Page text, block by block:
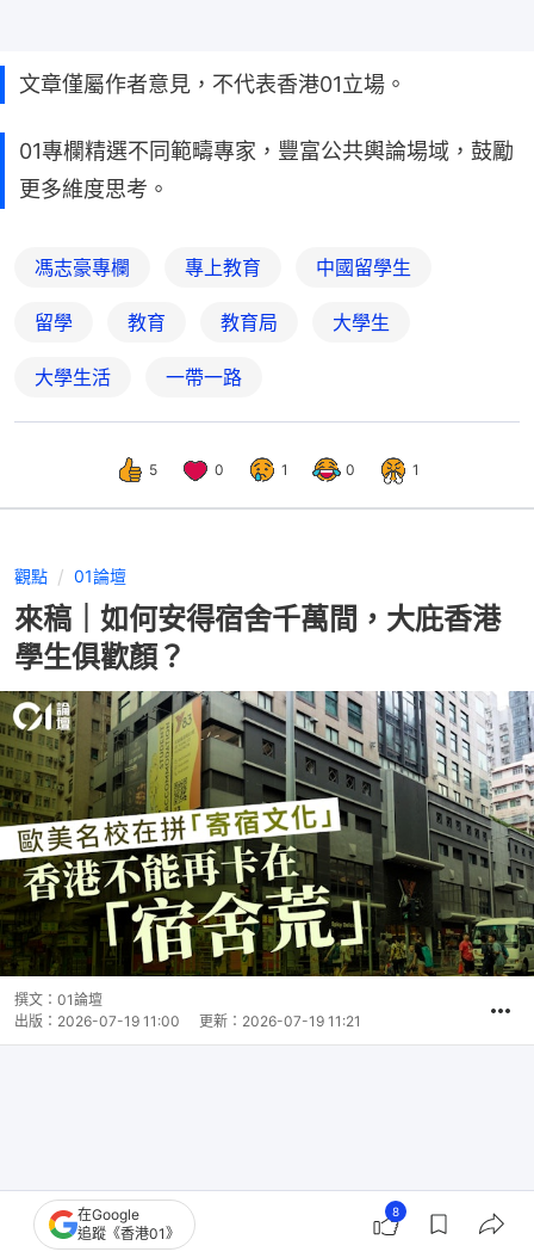
文章僅屬作者意見，不代表香港01立場。
01專欄精選不同範疇專家，豐富公共輿論場域，鼓勵
更多維度思考。
馮志豪專欄 專上教育 中國留學生
留學 教育 教育局 大學生
大學生活 一帶一路
5 0 1 0 1
觀點 01論壇
來稿｜如何安得宿舍千萬間，大庇香港
學生俱歡顏？
撰文： 01論壇
出版： 2026-07-19 11:00 更新： 2026-07-19 11:21
在Google
追蹤《香港01》
8